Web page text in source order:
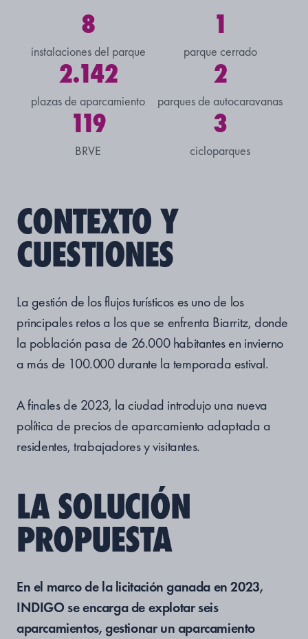
8
instalaciones del parque
1
parque cerrado
2.142
plazas de aparcamiento
2
parques de autocaravanas
119
BRVE
3
cicloparques
CONTEXTO Y
CUESTIONES
La gestión de los flujos turísticos es uno de los
principales retos a los que se enfrenta Biarritz, donde
la población pasa de 26.000 habitantes en invierno
a más de 100.000 durante la temporada estival.
A finales de 2023, la ciudad introdujo una nueva
política de precios de aparcamiento adaptada a
residentes, trabajadores y visitantes.
LA SOLUCIÓN
PROPUESTA
En el marco de la licitación ganada en 2023,
INDIGO se encarga de explotar seis
aparcamientos, gestionar un aparcamiento